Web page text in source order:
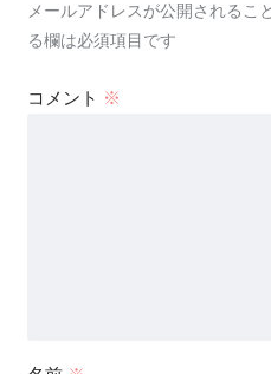
メールアドレスが公開されるこ
る欄は必須項目です
コメント ※